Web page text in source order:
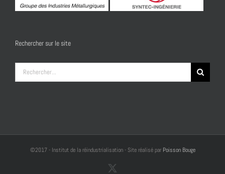
Rechercher sur le site
Rechercher:
©2017 - Institut de la réindustrialisation - Site réalisé par Poisson Bouge